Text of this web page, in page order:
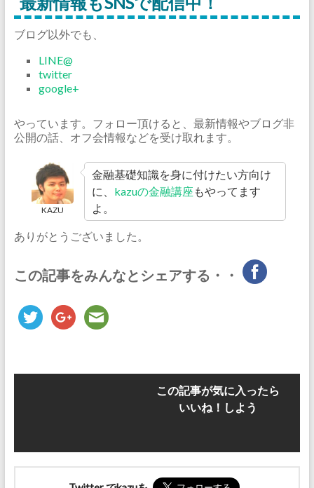
ブログ以外でも、
LINE@
twitter
google+
やっています。フォロー頂けると、最新情報やブログ非
公開の話、オフ会情報などを受け取れます。
KAZU
金融基礎知識を身に付けたい方向け
に、 kazuの金融講座 もやってます
よ。
ありがとうございました。
この記事をみんなとシェアする・・
この記事が気に入ったら
いいね！しよう